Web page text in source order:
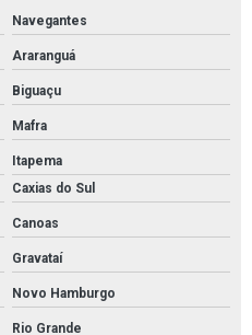
Navegantes
Araranguá
Biguaçu
Mafra
Itapema
Caxias do Sul
Canoas
Gravataí
Novo Hamburgo
Rio Grande